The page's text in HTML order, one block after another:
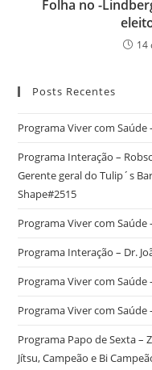
Folha no -
14
Posts Recentes
Programa Viver com Saúde
Programa Interação –
Gerente geral do Tulip´s
Shape#2515
Programa Viver com Saúde
Programa Interação – Dr.
Programa Viver com Saúde
Programa Viver com
Programa Papo de Sexta –
Jítsu, Campeão e Bi